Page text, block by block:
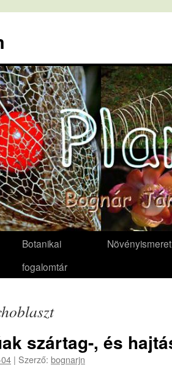
Botanikai
fogalomtár
Növényismeret
szártag-, és
| Szerző: bognarjn